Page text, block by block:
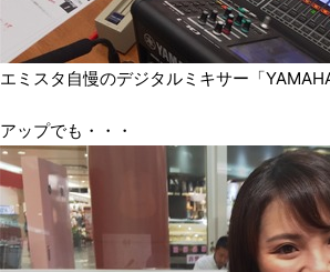
エミスタ自慢のデジタルミキサー「
アップでも・・・